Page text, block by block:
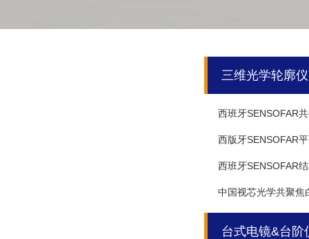
三维光学轮廓仪
西班牙SENSOFAR
西版牙SENSOFAR
西班牙SENSOFAR
中国视芯光学共聚焦
台式电镜&台阶